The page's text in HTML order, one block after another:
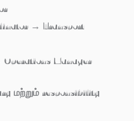
→ Transport
Manager
மற்றும் responsibility